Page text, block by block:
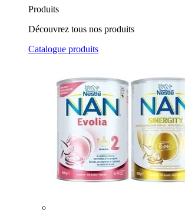
Produits
Découvrez tous nos produits
Catalogue produits